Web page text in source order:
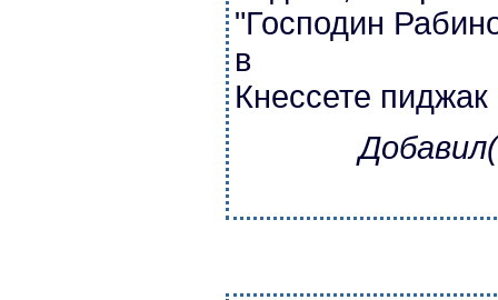
"Господин
в
Кнессете